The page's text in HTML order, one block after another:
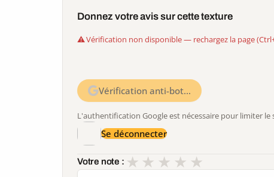
Donnez votre avis sur cette texture
Vérification non disponible — rechargez la page
Vérification anti-bot…
L'authentification Google est nécessaire pour limiter
Se déconnecter
Votre note : ★
★
★
★
★